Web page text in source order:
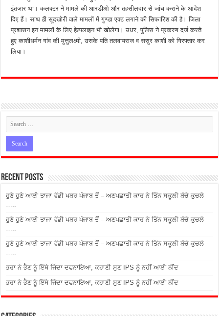
इंतजार था। कलक्टर ने मामले की आरडीओ और तहसीलदार से जांच कराने के आदेश
दिए हैं। साथ ही सूदखोरी वाले मामलों में गुण्डा एक्ट लगाने की सिफारिश की है। जिला
प्रशासन इन मामलों के लिए हेल्पलाइन भी खोलेगा। उधर, पुलिस ने प्रकरण दर्ज करते
हुए काशीधर्मन गांव की मुत्तुलक्ष्मी, उसके पति तलवायराज व ससुर काशी को गिरफ्तार कर
लिया।
Recent Posts
ਹੁਣੇ ਹੁਣੇ ਆਈ ਤਾਜਾ ਵੱਡੀ ਖਬਰ ਪੰਜਾਬ ਤੋਂ – ਅਣਪਛਾਤੀ ਕਾਰ ਨੇ ਤਿੰਨ ਸਕੂਲੀ ਬੱਚੇ ਕੁਚਲੇ
…..
ਹੁਣੇ ਹੁਣੇ ਆਈ ਤਾਜਾ ਵੱਡੀ ਖਬਰ ਪੰਜਾਬ ਤੋਂ – ਅਣਪਛਾਤੀ ਕਾਰ ਨੇ ਤਿੰਨ ਸਕੂਲੀ ਬੱਚੇ ਕੁਚਲੇ
…..
ਹੁਣੇ ਹੁਣੇ ਆਈ ਤਾਜਾ ਵੱਡੀ ਖਬਰ ਪੰਜਾਬ ਤੋਂ – ਅਣਪਛਾਤੀ ਕਾਰ ਨੇ ਤਿੰਨ ਸਕੂਲੀ ਬੱਚੇ ਕੁਚਲੇ
…..
ਭਰਾ ਨੇ ਭੈਣ ਨੂੰ ਇੱਥੇ ਜਿੰਦਾ ਦਫਨਾਇਆ, ਕਹਾਣੀ ਸੁਣ IPS ਨੂੰ ਨਹੀਂ ਆਈ ਨੀਂਦ
ਭਰਾ ਨੇ ਭੈਣ ਨੂੰ ਇੱਥੇ ਜਿੰਦਾ ਦਫਨਾਇਆ, ਕਹਾਣੀ ਸੁਣ IPS ਨੂੰ ਨਹੀਂ ਆਈ ਨੀਂਦ